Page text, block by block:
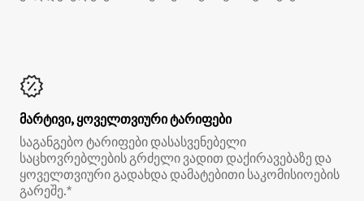
მარტივი, ყოველთვიური ტარიფები
საგანგებო ტარიფები დასასვენებელი
საცხოვრებლების გრძელი ვადით დაქირავებაზე და
ყოველთვიური გადახდა დამატებითი საკომისიოების
გარეშე.*